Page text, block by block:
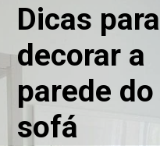
Dicas para
decorar a
parede do
sofá